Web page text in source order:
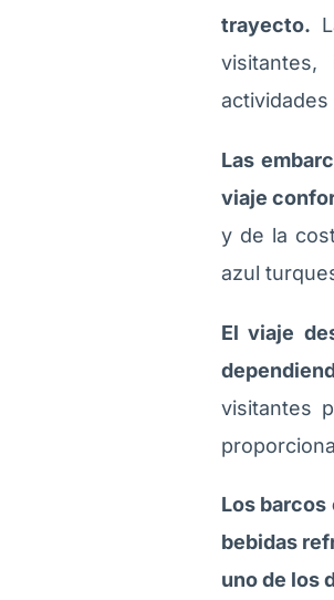
trayecto.
actividades
Las
viaje
y de la
azul
El viaje
visitantes
Los
bebidas
uno de los